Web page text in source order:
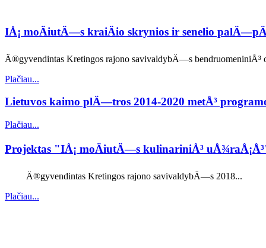
IÅ¡ moÄiutÄ—s kraiÄio skrynios ir senelio
Ä®gyvendintas Kretingos rajono savivaldybÄ—s bendruomeniniÅ³
Plačiau...
Lietuvos kaimo plÄ—tros 2014-2020 metÅ³
Plačiau...
Projektas "IÅ¡ moÄiutÄ—s kulinariniÅ³
Ä®gyvendintas Kretingos rajono savivaldybÄ—s 2018...
Plačiau...